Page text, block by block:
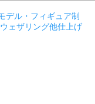
デル・フィギュア制
ェザリング他仕上げ